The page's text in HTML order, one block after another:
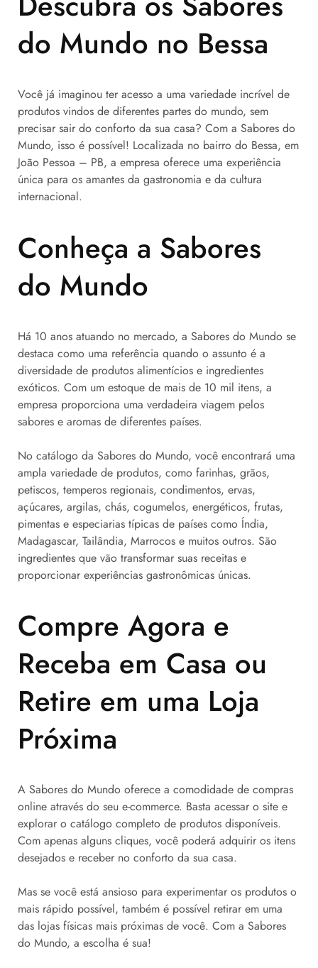
do Mundo no Bessa
Você já imaginou ter acesso a uma variedade incrível de
produtos vindos de diferentes partes do mundo, sem
precisar sair do conforto da sua casa? Com a Sabores do
Mundo, isso é possível! Localizada no bairro do Bessa, em
João Pessoa – PB, a empresa oferece uma experiência
única para os amantes da gastronomia e da cultura
internacional.
Conheça a Sabores
do Mundo
Há 10 anos atuando no mercado, a Sabores do Mundo se
destaca como uma referência quando o assunto é a
diversidade de produtos alimentícios e ingredientes
exóticos. Com um estoque de mais de 10 mil itens, a
empresa proporciona uma verdadeira viagem pelos
sabores e aromas de diferentes países.
No catálogo da Sabores do Mundo, você encontrará uma
ampla variedade de produtos, como farinhas, grãos,
petiscos, temperos regionais, condimentos, ervas,
açúcares, argilas, chás, cogumelos, energéticos, frutas,
pimentas e especiarias típicas de países como Índia,
Madagascar, Tailândia, Marrocos e muitos outros. São
ingredientes que vão transformar suas receitas e
proporcionar experiências gastronômicas únicas.
Compre Agora e
Receba em Casa ou
Retire em uma Loja
Próxima
A Sabores do Mundo oferece a comodidade de compras
online através do seu e-commerce. Basta acessar o site e
explorar o catálogo completo de produtos disponíveis.
Com apenas alguns cliques, você poderá adquirir os itens
desejados e receber no conforto da sua casa.
Mas se você está ansioso para experimentar os produtos o
mais rápido possível, também é possível retirar em uma
das lojas físicas mais próximas de você. Com a Sabores
do Mundo, a escolha é sua!